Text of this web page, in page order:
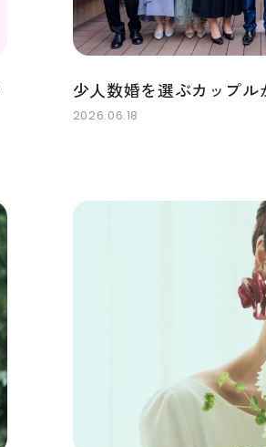
少人数婚を選ぶカップル
2026.06.18